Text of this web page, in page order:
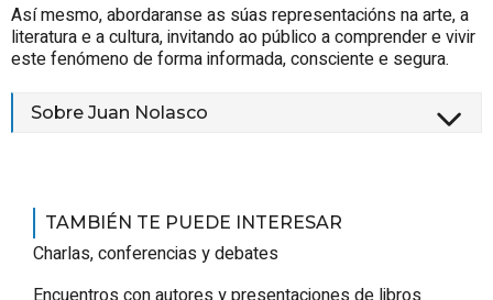
Así mesmo, abordaranse as súas representacións na arte, a
literatura e a cultura, invitando ao público a comprender e vivir
este fenómeno de forma informada, consciente e segura.
Sobre Juan Nolasco
TAMBIÉN TE PUEDE INTERESAR
Charlas, conferencias y debates